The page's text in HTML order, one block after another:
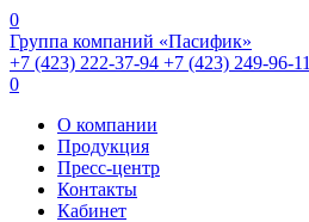
0
Группа компаний «Пасифик»
+7 (423) 222-37-94 +7 (423) 249-96-11
0
О компании
Продукция
Пресс-центр
Контакты
Кабинет